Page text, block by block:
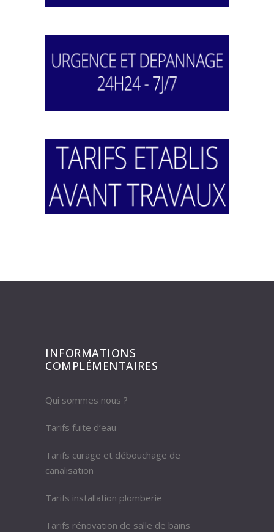
INFORMATIONS
COMPLÉMENTAIRES
Qui sommes nous ?
Tarifs fuite d’eau
Tarifs curage et débouchage de
canalisation
Tarifs installation plomberie
Tarifs rénovation de salle de bains